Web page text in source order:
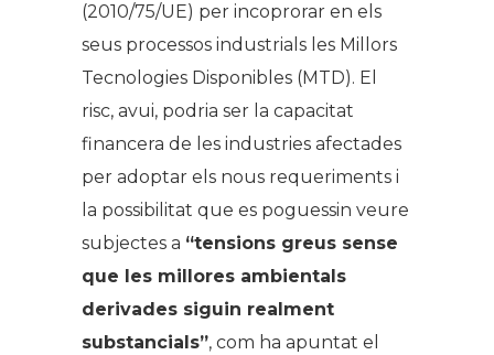
(2010/75/UE) per incoprorar en els
seus processos industrials les Millors
Tecnologies Disponibles (MTD). El
risc, avui, podria ser la capacitat
financera de les industries afectades
per adoptar els nous requeriments i
la possibilitat que es poguessin veure
subjectes a “tensions greus sense
que les millores ambientals
derivades siguin realment
substancials”, com ha apuntat el